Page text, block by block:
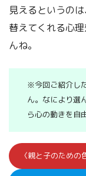
見えるというの
替えてくれる心
んね。
※今回ご紹介し
ん。なにより選
ら心の動きを自
〈親と子のための